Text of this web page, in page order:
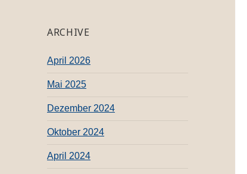
ARCHIVE
April 2026
Mai 2025
Dezember 2024
Oktober 2024
April 2024